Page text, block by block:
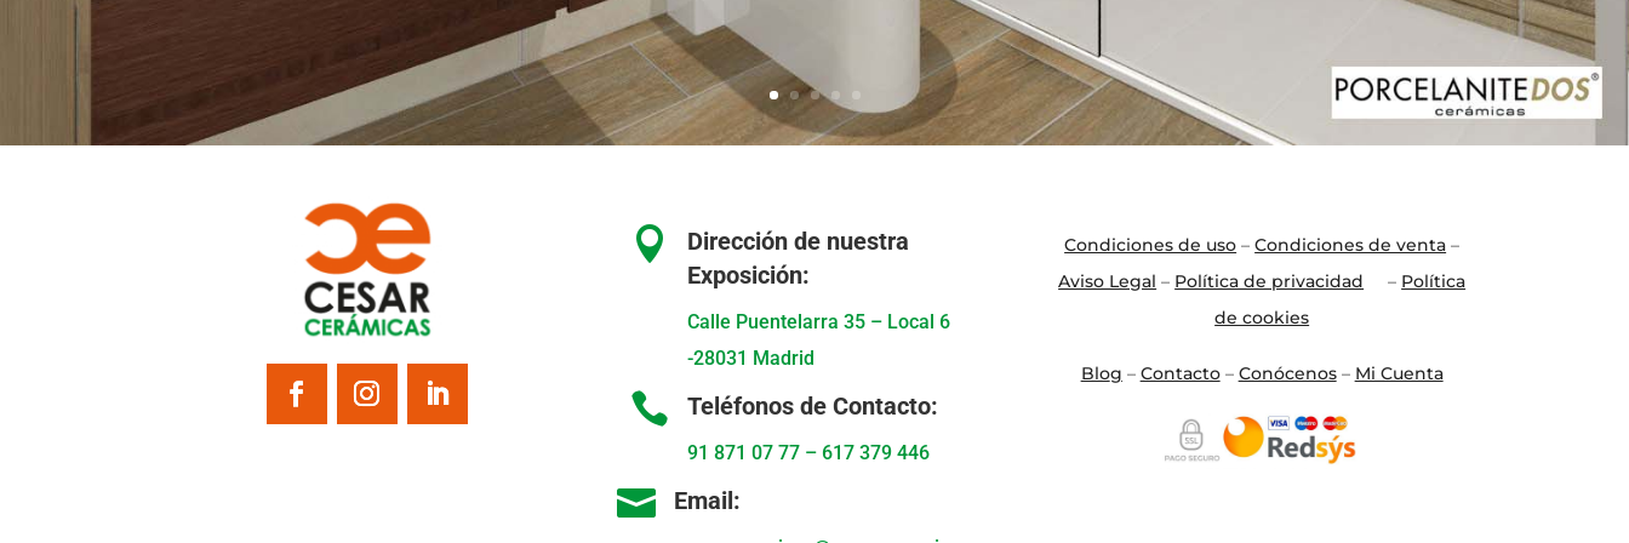

Dirección de nuestra
Exposición:
Calle Puentelarra 35 – Local 6
-28031 Madrid
 Teléfonos de Contacto:
91 871 07 77 – 617 379 446
 Email:
Condiciones de uso –Condiciones de venta –
Aviso Legal – Política de privacidad – Política
de cookies
Blog – Contacto– Conócenos– Mi Cuenta